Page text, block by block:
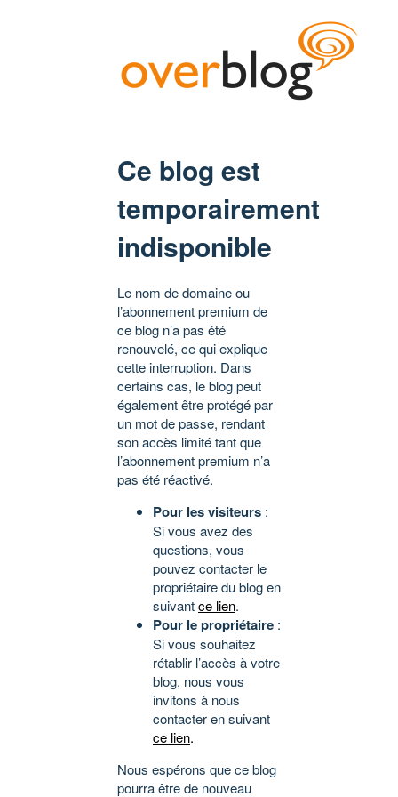
Ce blog est
temporairement
indisponible
Le nom de domaine ou
l’abonnement premium de
ce blog n’a pas été
renouvelé, ce qui explique
cette interruption. Dans
certains cas, le blog peut
également être protégé par
un mot de passe, rendant
son accès limité tant que
l’abonnement premium n’a
pas été réactivé.
Pour les visiteurs :
Si vous avez des
questions, vous
pouvez contacter le
propriétaire du blog en
suivantce lien.
Pour le propriétaire :
Si vous souhaitez
rétablir l’accès à votre
blog, nous vous
invitons à nous
contacter en suivant
ce lien.
Nous espérons que ce blog
pourra être de nouveau